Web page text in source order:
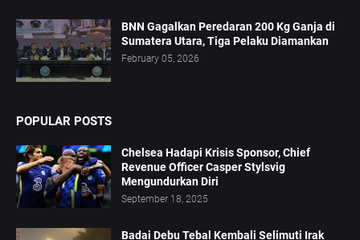
BNN Gagalkan Peredaran 200 Kg Ganja di
Sumatera Utara, Tiga Pelaku Diamankan
February 05, 2026
POPULAR POSTS
Chelsea Hadapi Krisis Sponsor, Chief
Revenue Officer Casper Stylsvig
Mengundurkan Diri
September 18, 2025
Badai Debu Tebal Kembali Selimuti Irak